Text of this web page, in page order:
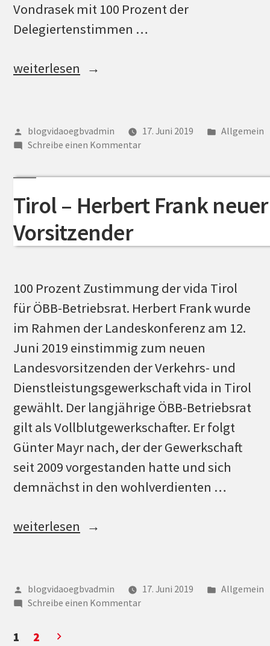
Vondrasek mit 100 Prozent der
Delegiertenstimmen …
„Frauen
Paket
für
weiterlesen
Veröffentlicht
von
blogvidaoegbvadmin 17. Juni 2019
Allgemein
Schreibe einen Kommentarzu
Paket
für
Tirol – Herbert Frank neuer
Vorsitzender
100 Prozent Zustimmung der vida Tirol
für ÖBB-Betriebsrat. Herbert Frank wurde
im Rahmen der Landeskonferenz am 12.
Juni 2019 einstimmig zum neuen
Landesvorsitzenden der Verkehrs- und
Dienstleistungsgewerkschaft vida in Tirol
gewählt. Der langjährige ÖBB-Betriebsrat
gilt als Vollblutgewerkschafter. Er folgt
Günter Mayr nach, der der Gewerkschaft
seit 2009 vorgestanden hatte und sich
demnächst in den wohlverdienten …
„Tirol
Frank
neuer
weiterlesen
Veröffentlicht
von
blogvidaoegbvadmin 17. Juni 2019
Allgemein
Schreibe einen Kommentarzu
der
1 2